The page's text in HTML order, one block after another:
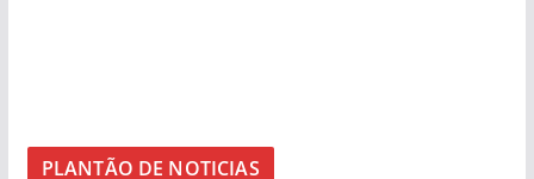
PLANTÃO DE NOTICIAS